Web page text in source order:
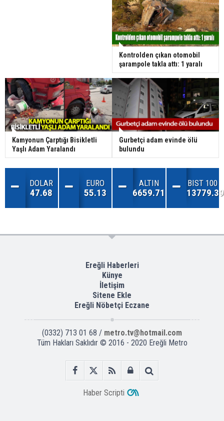
Kontrolden çıkan otomobil
şarampole takla attı: 1 yaralı
Kamyonun Çarptığı Bisikletli
Yaşlı Adam Yaralandı
Gurbetçi adam evinde ölü
bulundu
DOLAR
47.68
EURO
55.13
ALTIN
6659.71
BIST 100
13779.39
Ereğli Haberleri
Künye
İletişim
Sitene Ekle
Ereğli Nöbetçi Eczane
(0332) 713 01 68 / metro.tv@hotmail.com
Tüm Hakları Saklıdır © 2016 - 2020 Ereğli Metro
Haber Scripti